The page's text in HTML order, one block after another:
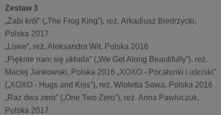
Zestaw 3
„Żabi król” („The Frog King”), reż. Arkadiusz Biedrzycki,
Polska 2017
„Lowe”, reż. Aleksandra Wit, Polska 2016
„Pięknie nam się układa” („We Get Along Beautifully”), reż.
Maciej Jankowski, Polska 2016 „XOXO - Pocałunki i uściski”
(„XOXO - Hugs and Kiss”), reż. Wioletta Sowa, Polska 2016
„Raz dwa zero” („One Two Zero”), reż. Anna Pawluczuk,
Polska 2017